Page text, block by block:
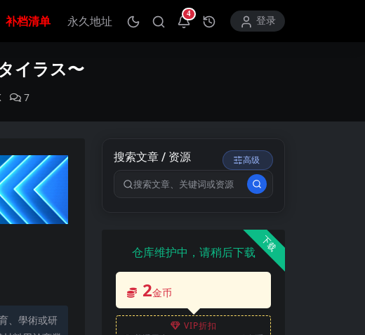
补档清单 永久地址 4
打开通知中心登录
イラス〜
7
、學術或研
搜索文章 / 资源 高级
搜索关键词
下载
仓库维护中，请稍后下载
2金币
VIP折扣